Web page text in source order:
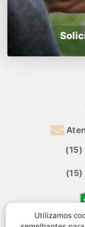
Utilizamos
(15)